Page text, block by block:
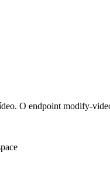
O endpoint modify-